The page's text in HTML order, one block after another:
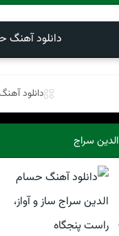
دانلود آهنگ
دانلود
سراج